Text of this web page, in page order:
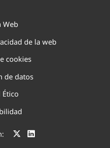
Web
de la web
cookies
de datos
Ético